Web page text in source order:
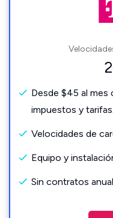
Desde $45 al mes
impuestos y tarifas.
Velocidades de
Equipo y
Sin contratos